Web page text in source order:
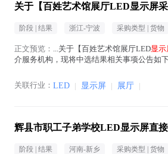
关于【百姓艺术馆展厅LED显示屏
阶段 | 结果 浙江-宁波 采购类型 | 货物
正文预览： ...关于【百姓艺术馆展厅LED显示
介服务机构，现将中选结果相关事项公告如
关联行业： LED | 显示屏 | 展厅 |
辉县市职工子弟学校LED显示屏直
阶段 | 结果 河南-新乡 采购类型 | 货物